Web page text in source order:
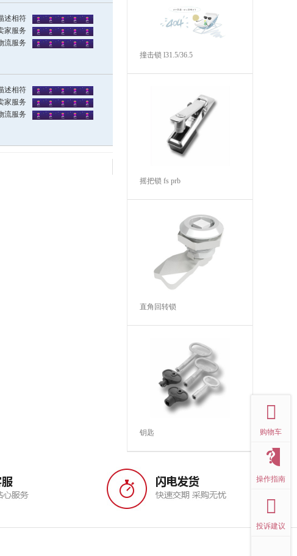
述相符
家服务
流服务
述相符
家服务
流服务
撞击锁 l31.5/36.5
摇把锁 fs prb
直角回转锁
钥匙 购物车
操作指南
投诉建议